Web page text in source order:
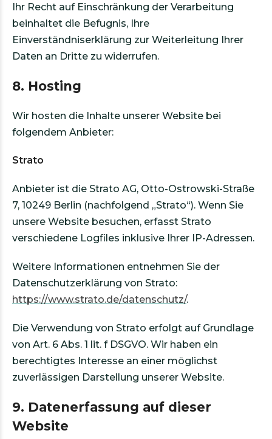
Ihr Recht auf Einschränkung der Verarbeitung
beinhaltet die Befugnis, Ihre
Einverständniserklärung zur Weiterleitung Ihrer
Daten an Dritte zu widerrufen.
8. Hosting
Wir hosten die Inhalte unserer Website bei
folgendem Anbieter:
Strato
Anbieter ist die Strato AG, Otto-Ostrowski-Straße
7, 10249 Berlin (nachfolgend „Strato“). Wenn Sie
unsere Website besuchen, erfasst Strato
verschiedene Logfiles inklusive Ihrer IP-Adressen.
Weitere Informationen entnehmen Sie der
Datenschutzerklärung von Strato:
https://www.strato.de/datenschutz/.
Die Verwendung von Strato erfolgt auf Grundlage
von Art. 6 Abs. 1 lit. f DSGVO. Wir haben ein
berechtigtes Interesse an einer möglichst
zuverlässigen Darstellung unserer Website.
9. Datenerfassung auf dieser
Website